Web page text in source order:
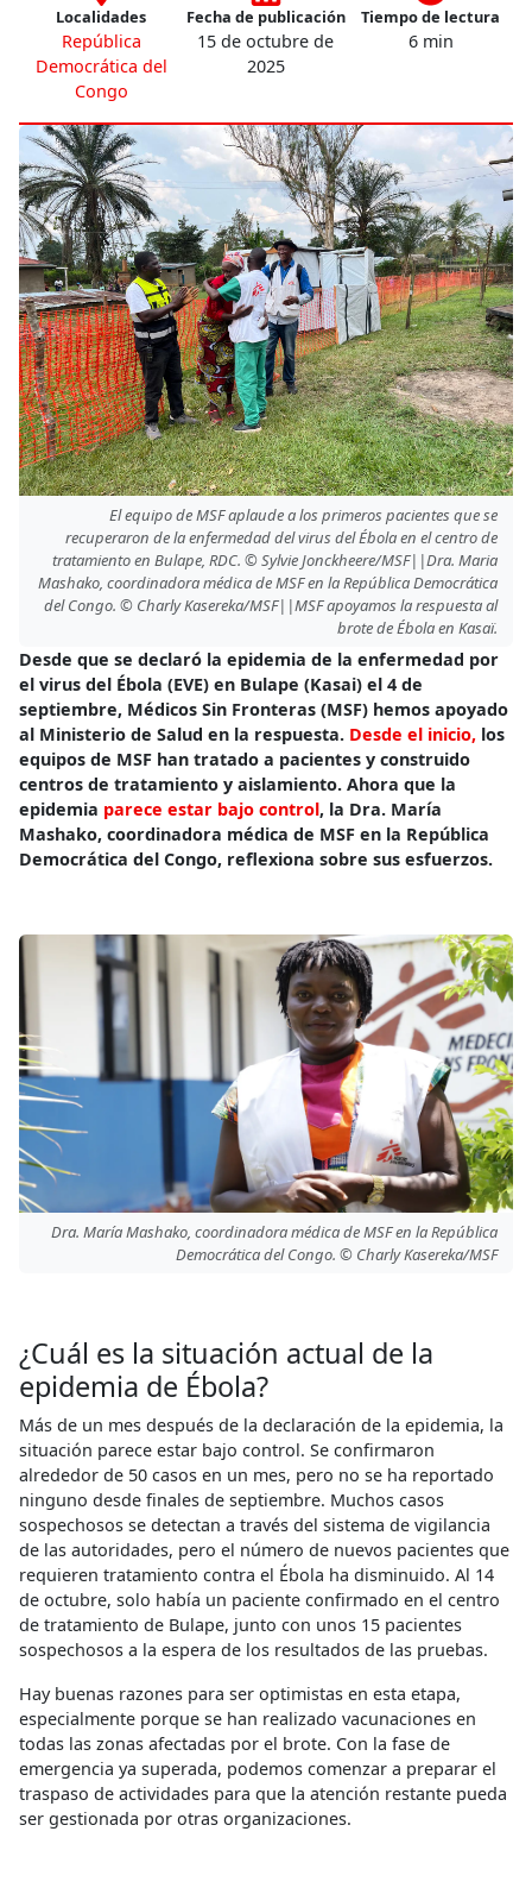
Localidades
República
Democrática del
Congo
Fecha de publicación
15 de octubre de
2025
Tiempo de lectura
6 min
El equipo de MSF aplaude a los primeros pacientes que se
recuperaron de la enfermedad del virus del Ébola en el centro de
tratamiento en Bulape, RDC. © Sylvie Jonckheere/MSF||Dra. Maria
Mashako, coordinadora médica de MSF en la República Democrática
del Congo. © Charly Kasereka/MSF||MSF apoyamos la respuesta al
brote de Ébola en Kasaï.
Desde que se declaró la epidemia de la enfermedad por
el virus del Ébola (EVE) en Bulape (Kasai) el 4 de
septiembre, Médicos Sin Fronteras (MSF) hemos apoyado
al Ministerio de Salud en la respuesta. Desde el inicio, los
equipos de MSF han tratado a pacientes y construido
centros de tratamiento y aislamiento. Ahora que la
epidemia parece estar bajo control, la Dra. María
Mashako, coordinadora médica de MSF en la República
Democrática del Congo, reflexiona sobre sus esfuerzos.
Dra. María Mashako, coordinadora médica de MSF en la República
Democrática del Congo. © Charly Kasereka/MSF
¿Cuál es la situación actual de la
epidemia de Ébola?
Más de un mes después de la declaración de la epidemia, la
situación parece estar bajo control. Se confirmaron
alrededor de 50 casos en un mes, pero no se ha reportado
ninguno desde finales de septiembre. Muchos casos
sospechosos se detectan a través del sistema de vigilancia
de las autoridades, pero el número de nuevos pacientes que
requieren tratamiento contra el Ébola ha disminuido. Al 14
de octubre, solo había un paciente confirmado en el centro
de tratamiento de Bulape, junto con unos 15 pacientes
sospechosos a la espera de los resultados de las pruebas.
Hay buenas razones para ser optimistas en esta etapa,
especialmente porque se han realizado vacunaciones en
todas las zonas afectadas por el brote. Con la fase de
emergencia ya superada, podemos comenzar a preparar el
traspaso de actividades para que la atención restante pueda
ser gestionada por otras organizaciones.